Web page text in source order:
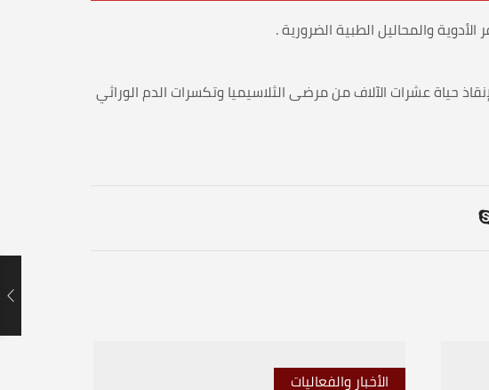
والمحاليل الطبية الضرورية .
حياة عشرات الآلاف من مرضى الثلاسيميا وتكسرات الدم الوراثي
الأخبار والفعاليات